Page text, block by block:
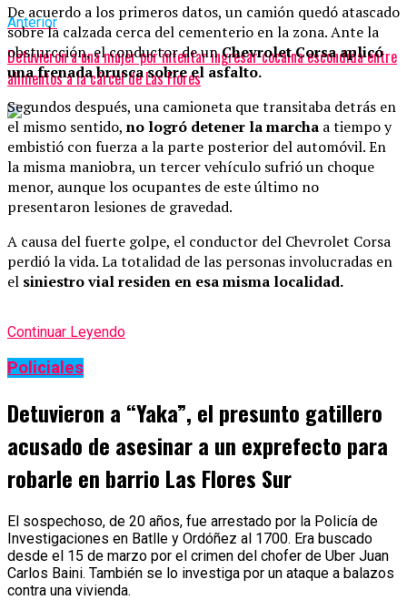
Anterior
Detuvieron a una mujer por intentar ingresar cocaína escondida entre
alimentos a la cárcel de Las Flores
De acuerdo a los primeros datos, un camión quedó atascado
sobre la calzada cerca del cementerio en la zona. Ante la
obsturcción, el conductor de unChevrolet Corsa aplicó
una frenada brusca sobre el asfalto.
Segundos después, una camioneta que transitaba detrás en
el mismo sentido, no logró detener la marcha a tiempo y
embistió con fuerza a la parte posterior del automóvil. En
la misma maniobra, un tercer vehículo sufrió un choque
menor, aunque los ocupantes de este último no
presentaron lesiones de gravedad.
A causa del fuerte golpe, el conductor del Chevrolet Corsa
perdió la vida. La totalidad de las personas involucradas en
el siniestro vial residen en esa misma localidad.
Continuar Leyendo
Policiales
Detuvieron a “Yaka”, el presunto gatillero
acusado de asesinar a un exprefecto para
robarle en barrio Las Flores Sur
El sospechoso, de 20 años, fue arrestado por la Policía de
Investigaciones en Batlle y Ordóñez al 1700. Era buscado
desde el 15 de marzo por el crimen del chofer de Uber Juan
Carlos Baini. También se lo investiga por un ataque a balazos
contra una vivienda.